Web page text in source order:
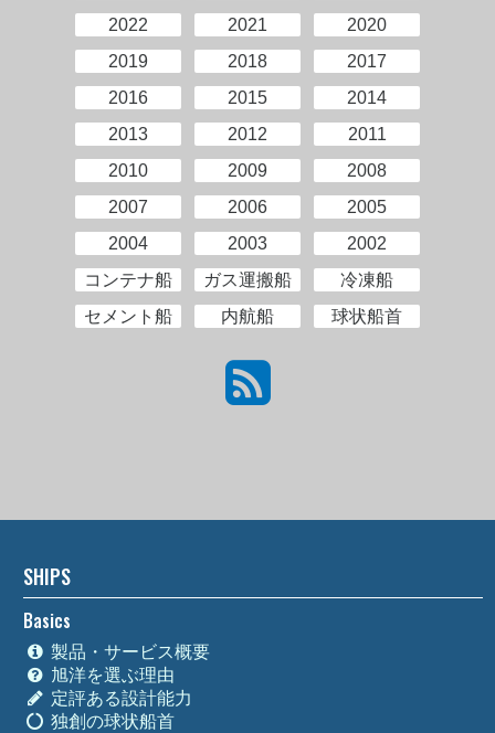
2022
2021
2020
2019
2018
2017
2016
2015
2014
2013
2012
2011
2010
2009
2008
2007
2006
2005
2004
2003
2002
コンテナ船
ガス運搬船
冷凍船
セメント船
内航船 球状船首
SHIPS
Basics
製品・サービス概要
旭洋を選ぶ理由
定評ある設計能力
独創の球状船首